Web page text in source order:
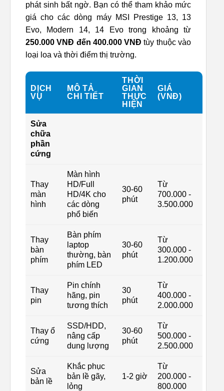
phát sinh bất ngờ. Bạn có thể tham khảo mức
giá cho các dòng máy MSI Prestige 13, 13
Evo, Modern 14, 14 Evo trong khoảng từ
250.000 VNĐ đến 400.000 VNĐ tùy thuộc vào
loại loa và thời điểm thị trường.
DỊCH
VỤ
MÔ TẢ
CHI TIẾT
THỜI
GIAN
THỰC
HIỆN
GIÁ
(VNĐ)
Sửa
chữa
phần
cứng
Thay
màn
hình
Màn hình
HD/Full
HD/4K cho
các dòng
phổ biến
30-60
phút
Từ
700.000 -
3.500.000
Thay
bàn
phím
Bàn phím
laptop
thường, bàn
phím LED
30-60
phút
Từ
300.000 -
1.200.000
Thay
pin
Pin chính
hãng, pin
tương thích
30
phút
Từ
400.000 -
2.000.000
Thay ổ
cứng
SSD/HDD,
nâng cấp
dung lượng
30-60
phút
Từ
500.000 -
2.500.000
Sửa
bản lề
Khắc phục
bản lề gãy,
lỏng
1-2 giờ
Từ
200.000 -
800.000